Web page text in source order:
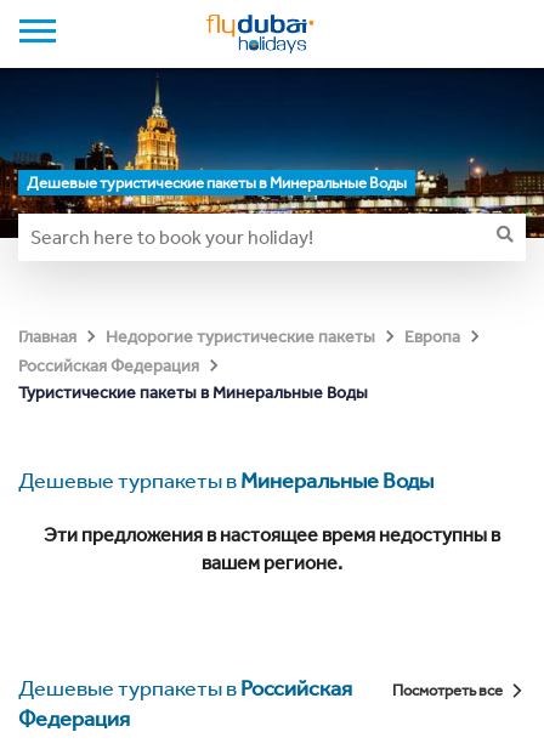
Дешевые туристические пакеты в Минеральные Воды
Главная Недорогие туристические пакеты
Европа
Российская Федерация
Туристические пакеты в Минеральные Воды
Дешевые турпакеты вМинеральные Воды
Эти предложения в настоящее время недоступны в
вашем регионе.
Дешевые турпакеты вРоссийская
Федерация
Посмотреть все